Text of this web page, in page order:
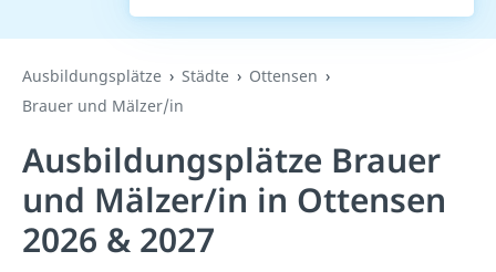
Ausbildungsplätze Städte
Ottensen
Brauer und Mälzer/in
Ausbildungsplätze Brauer
und Mälzer/in in Ottensen
2026 & 2027